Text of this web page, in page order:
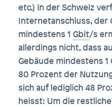
etc.) in der Schweiz
Internetanschluss, der
mindestens 1Gbit/s
allerdings nicht, dass
Gebäude mindestens
80 Prozent der
sich auf lediglich 48
heisst: Um die